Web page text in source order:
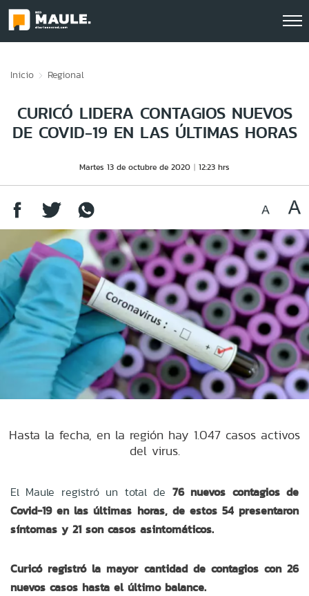
Inicio Regional
CURICÓ LIDERA CONTAGIOS NUEVOS
DE COVID-19 EN LAS ÚLTIMAS HORAS
Martes 13 de octubre de 2020 12:23 hrs
Hasta la fecha, en la región hay 1.047 casos activos
del virus.
El Maule registró un total de 76 nuevos contagios de
Covid-19 en las últimas horas, de estos 54 presentaron
síntomas y 21 son casos asintomáticos.
Curicó registró la mayor cantidad de contagios con 26
nuevos casos hasta el último balance.